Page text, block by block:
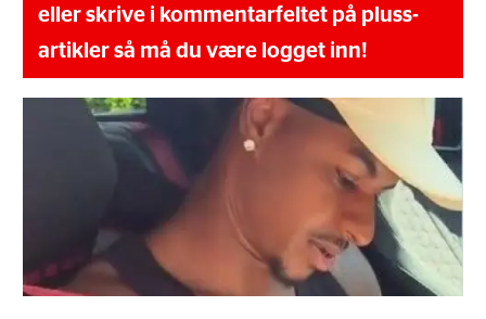
eller skrive i kommentarfeltet på pluss-
artikler så må du være logget inn!